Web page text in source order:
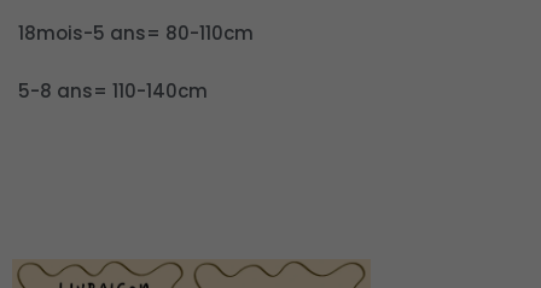
18mois-5 ans= 80-110cm
5-8 ans= 110-140cm